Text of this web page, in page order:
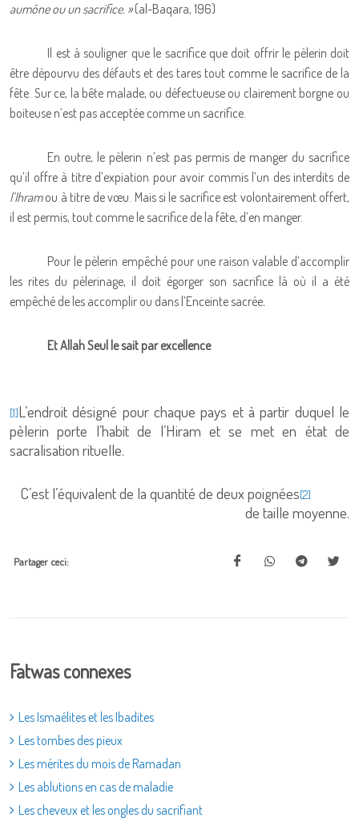
aumône ou un sacrifice. »(al-Baqara, 196)
Il est à souligner que le sacrifice que doit offrir le pèlerin doit
être dépourvu des défauts et des tares tout comme le sacrifice de la
fête. Sur ce, la bête malade, ou défectueuse ou clairement borgne ou
boiteuse n’est pas acceptée comme un sacrifice.
En outre, le pèlerin n’est pas permis de manger du sacrifice
qu’il offre à titre d’expiation pour avoir commis l’un des interdits de
l’Ihramou à titre de vœu. Mais si le sacrifice est volontairement offert,
il est permis, tout comme le sacrifice de la fête, d’en manger.
Pour le pèlerin empêché pour une raison valable d’accomplir
les rites du pèlerinage, il doit égorger son sacrifice là où il a été
empêché de les accomplir ou dans l’Enceinte sacrée.
Et Allah Seul le sait par excellence
[1]L’endroit désigné pour chaque pays et à partir duquel le
pèlerin porte l’habit de l’Hiram et se met en état de
sacralisation rituelle.
[2]
C’est l’équivalent de la quantité de deux poignées
de taille moyenne.
Partager ceci:
Fatwas connexes
Les Ismaélites et les Ibadites
Les tombes des pieux
Les mérites du mois de Ramadan
Les ablutions en cas de maladie
Les cheveux et les ongles du sacrifiant